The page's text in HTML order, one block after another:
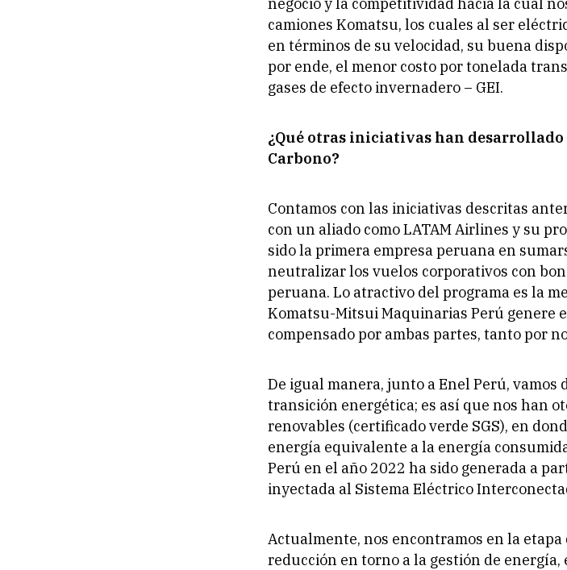
camiones Komatsu, los cuales al ser
en términos de su velocidad, su buena
por ende, el menor costo por tonelada
gases de efecto invernadero – GEI.
¿Qué otras iniciativas han desarrollado
Carbono?
Contamos con las iniciativas descritas
con un aliado como LATAM Airlines y su
sido la primera empresa peruana en
neutralizar los vuelos corporativos con
peruana. Lo atractivo del programa es la
Komatsu-Mitsui Maquinarias Perú genere
compensado por ambas partes, tanto por
De igual manera, junto a Enel Perú, vamos
transición energética; es así que nos han
renovables (certificado verde SGS), en
energía equivalente a la energía
Perú en el año 2022 ha sido generada a
inyectada al Sistema Eléctrico
Actualmente, nos encontramos en la
reducción en torno a la gestión de